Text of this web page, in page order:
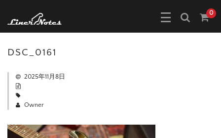
0
DSC_0161
2025年11月8日
Owner